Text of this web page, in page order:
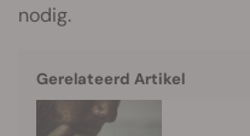
nodig.
Gerelateerd Artikel